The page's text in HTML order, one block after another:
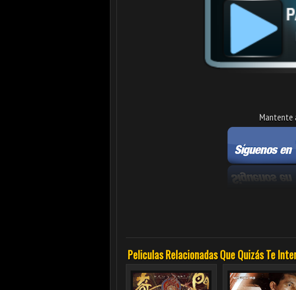
Mantente
Peliculas Relacionadas Que Quizás Te